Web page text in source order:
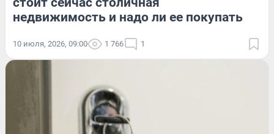
недвижимость и надо ли ее покупать
10 июля, 2026, 09:00 1 766 1